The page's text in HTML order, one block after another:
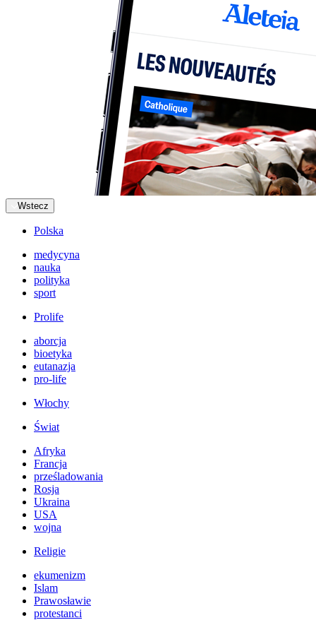
Wstecz
Polska
medycyna
nauka
polityka
sport
Prolife
aborcja
bioetyka
eutanazja
pro-life
Włochy
Świat
Afryka
Francja
prześladowania
Rosja
Ukraina
USA
wojna
Religie
ekumenizm
Islam
Prawosławie
protestanci